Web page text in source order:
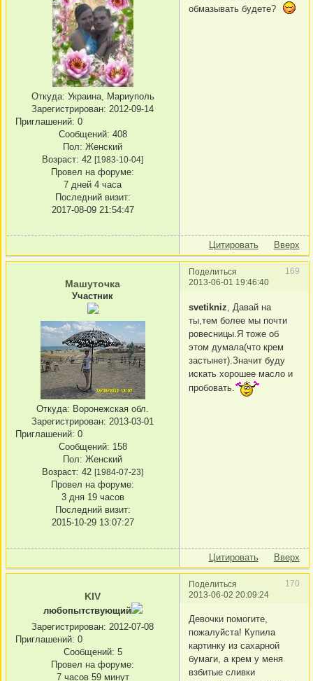
Откуда: Украина, Мариуполь
Зарегистрирован: 2012-09-14
Приглашений: 0
Сообщений: 408
Пол: Женский
Возраст: 42 [1983-10-04]
Провел на форуме:
7 дней 4 часа
Последний визит:
2017-08-09 21:54:47
обмазывать будете?
Цитировать Вверх
Поделиться
169
2013-06-01 19:46:40
Машуточка
Участник
Откуда: Воронежская обл.
Зарегистрирован: 2013-03-01
Приглашений: 0
Сообщений: 158
Пол: Женский
Возраст: 42 [1984-07-23]
Провел на форуме:
3 дня 19 часов
Последний визит:
2015-10-29 13:07:27
svetikniz , Давай на
ты,тем более мы почти
ровесницы.Я тоже об
этом думала(что крем
застынет).Значит буду
искать хорошее масло и
пробовать.
Цитировать Вверх
Поделиться
170
2013-06-02 20:09:24
KIV
любопытствующий
Зарегистрирован: 2012-07-08
Приглашений: 0
Сообщений: 5
Провел на форуме:
7 часов 59 минут
Девочки помогите,
пожалуйста! Купила
картинку из сахарной
бумаги, а крем у меня
взбитые сливки